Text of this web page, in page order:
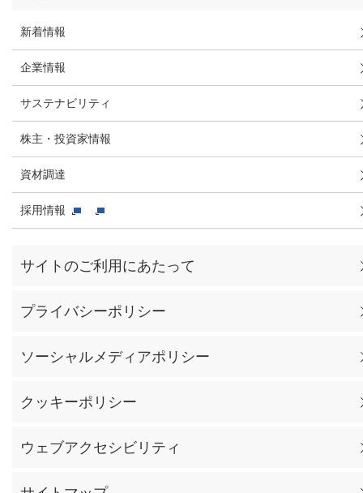
新着情報
企業情報
サステナビリティ
株主・投資家情報
資材調達
採用情報
サイトのご利用にあたって
プライバシーポリシー
ソーシャルメディアポリシー
クッキーポリシー
ウェブアクセシビリティ